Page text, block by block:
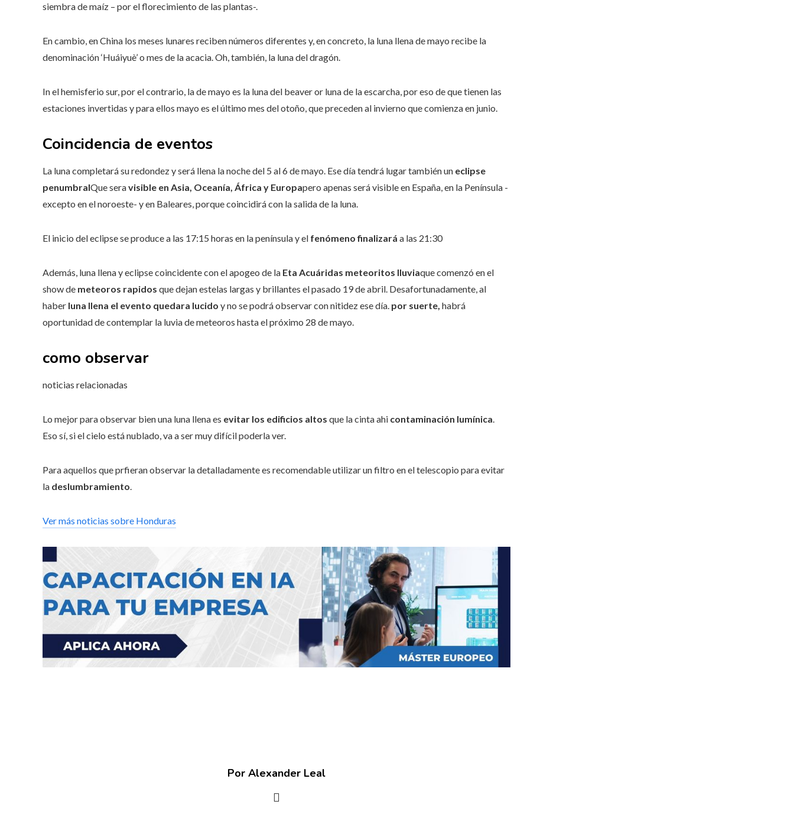
siembra de maíz – por el florecimiento de las plantas-.
En cambio, en China los meses lunares reciben números diferentes y, en concreto, la luna llena de mayo recibe la
denominación ‘Huáiyuè’ o mes de la acacia. Oh, también, la luna del dragón.
In el hemisferio sur, por el contrario, la de mayo es la luna del beaver or luna de la escarcha, por eso de que tienen las
estaciones invertidas y para ellos mayo es el último mes del otoño, que preceden al invierno que comienza en junio.
Coincidencia de eventos
La luna completará su redondez y será llena la noche del 5 al 6 de mayo. Ese día tendrá lugar también un eclipse
penumbralQue seravisible en Asia, Oceanía, África y Europapero apenas será visible en España, en la Península -
excepto en el noroeste- y en Baleares, porque coincidirá con la salida de la luna.
El inicio del eclipse se produce a las 17:15 horas en la península y el fenómeno finalizará a las 21:30
Además, luna llena y eclipse coincidente con el apogeo de la Eta Acuáridas meteoritos lluviaque comenzó en el
show de meteoros rapidos que dejan estelas largas y brillantes el pasado 19 de abril. Desafortunadamente, al
haber luna llena el evento quedara lucido y no se podrá observar con nitidez ese día. por suerte, habrá
oportunidad de contemplar la luvia de meteoros hasta el próximo 28 de mayo.
como observar
noticias relacionadas
Lo mejor para observar bien una luna llena es evitar los edificios altos que la cinta ahi contaminación lumínica.
Eso sí, si el cielo está nublado, va a ser muy difícil poderla ver.
Para aquellos que prfieran observar la detalladamente es recomendable utilizar un filtro en el telescopio para evitar
la deslumbramiento.
Ver más noticias sobre Honduras
Por Alexander Leal